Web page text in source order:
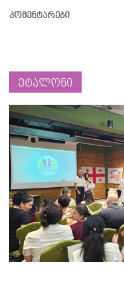
კომენტარები
ეტალონი